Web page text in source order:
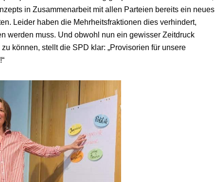
in Zusammenarbeit mit allen Parteien bereits ein neues
Leider haben die Mehrheitsfraktionen dies verhindert,
werden muss. Und obwohl nun ein gewisser Zeitdruck
können, stellt die SPD klar: „Provisorien für unsere